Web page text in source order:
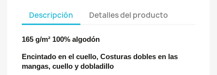
Descripción Detalles del producto
165 g/m² 100% algodón
Encintado en el cuello, Costuras dobles en las
mangas, cuello y dobladillo